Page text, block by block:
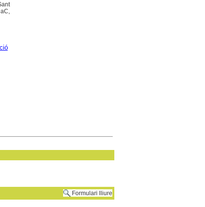
Formulari lliure